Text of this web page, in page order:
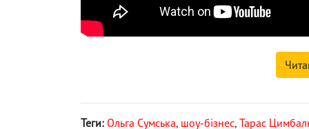
Теги: Ольга Сумська, шоу-бізнес, Тарас